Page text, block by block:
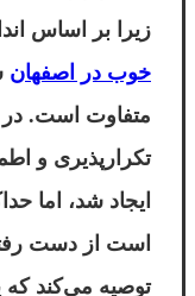
زیرا بر اساس
خوب در اصفهان
متفاوت است. در
تکرارپذیری و
ایجاد شد، اما
است از دست
توصیه می‌کند که